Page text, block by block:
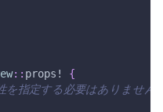
:: props!
{
指定する必要はありません